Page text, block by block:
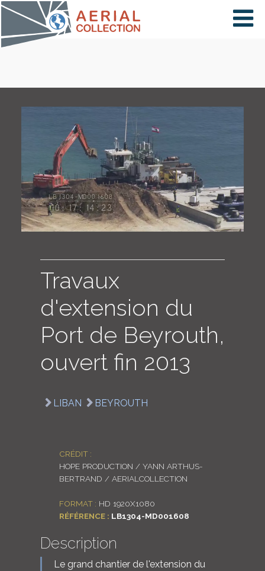
×
CARTE
COLLECTIONS
ENGLISH
Travaux
d'extension du
Port de Beyrouth,
ouvert fin 2013
LIBAN BEYROUTH
CRÉDIT :
HOPE PRODUCTION / YANN ARTHUS-
BERTRAND / AERIALCOLLECTION
FORMAT : HD 1920X1080
RÉFÉRENCE : LB1304-MD001608
Description
Le grand chantier de l'extension du